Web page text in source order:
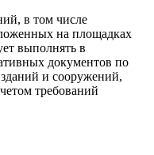
в том числе
на площадках
выполнять в
документов по
и сооружений,
требований